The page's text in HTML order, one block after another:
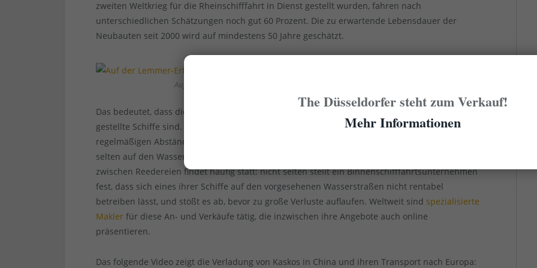
zweiten Weltkrieg für die Rheinschifffahrt in Dienst gestellt wurden, fahren nach
unterschiedlichen Schätzungen noch gut 60 Prozent. Die zu erwartende Lebensdauer der
Neubauten seit 2000 wird auf mindestens 50 Jahre geschätzt.
Auf der Lemmer-Erft der Veka-Group werden die Kaskos ausgebaut
Das bedeutet, dass die jeweils aktuellen Neubauten nur teilweise Ersatz für außer Dienst
gestellte Schiffe sind. Gerade die großen Binnenschiffreedereien erneuern ihre Flotten in
regelmäßigen Abständen. Ältere Schiffe werden dann gebraucht verkauft und landen nicht
selten auf den Wasserstraßen außerhalb Europas. Aber auch der An- und Verkauf von Schiffen
zwischen Reedereien findet häufig statt: nicht selten stellt ein Binnenschifffahrtsunternehmen
fest, dass sich eines ihrer Schiffe auf den vorgesehenen Wasserstraßen nicht rentabel
betreiben lässt, und stößt es ab, bevor zu große Verluste auflaufen. Weltweit sind spezialisierte
Makler für diese An- und Verkäufe tätig, die inzwischen ihre Angebote auch online
präsentieren.
Das folgende Video zeigt die Verladung von Kaskos in China und ihren Transport nach Europa:
The Düsseldorfer steht zum Verkauf!
Mehr Informationen